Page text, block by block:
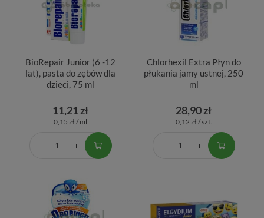
BioRepair Junior (6 -12
lat), pasta do zębów dla
dzieci, 75 ml
11,21 zł
0,15 zł / ml
Chlorhexil Extra Płyn do
płukania jamy ustnej, 250
ml
28,90 zł
0,12 zł / szt.